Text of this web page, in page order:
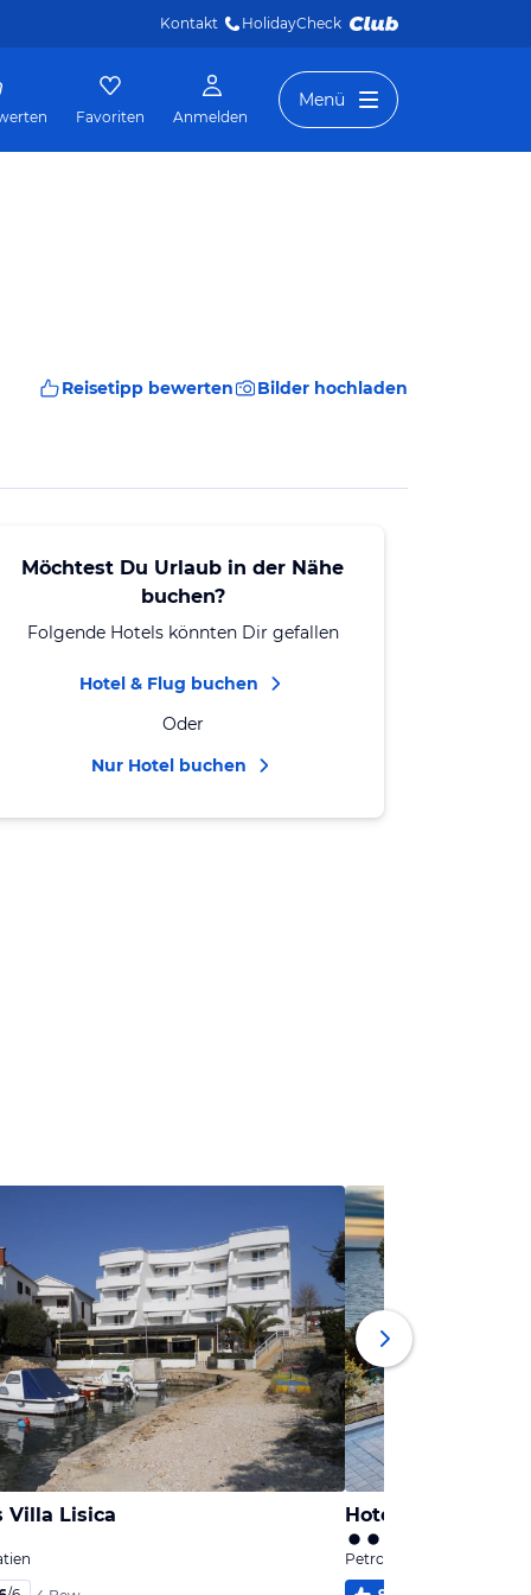
Kontakt HolidayCheck
Favoriten Anmelden
Menü
Reisetipp bewerten Bilder hochladen
Möchtest Du Urlaub in der Nähe
buchen?
Folgende Hotels könnten Dir gefallen
Hotel & Flug buchen
Oder
Nur Hotel buchen
Villa Lisica Hotel Pinija
Petrcane, Dalmatien